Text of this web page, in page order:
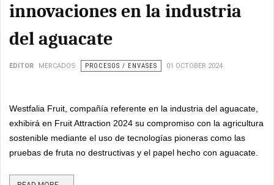
innovaciones en la industria
del aguacate
EDITOR MERCADOS PROCESOS / ENVASES 01 OCTOBER 2024
Westfalia Fruit, compañía referente en la industria del aguacate,
exhibirá en Fruit Attraction 2024 su compromiso con la agricultura
sostenible mediante el uso de tecnologías pioneras como las
pruebas de fruta no destructivas y el papel hecho con aguacate.